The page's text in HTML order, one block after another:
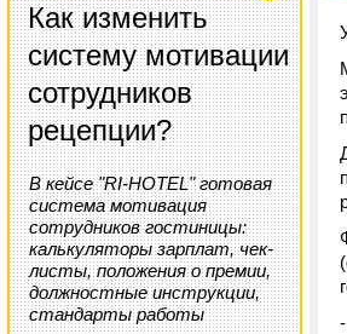
Как изменить
систему мотивации
сотрудников
рецепции?
В кейсе "RI-HOTEL" готовая
система мотивация
сотрудников гостиницы:
калькуляторы зарплат, чек-
листы, положения о премии,
должностные инструкции,
стандарты работы